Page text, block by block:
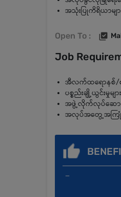
အသုံးပြုကိရိယာမျာ
Open To :
Job
အီလက်ထရောနစ်/
ပစ္စည်းချို့ယွင်းမှုမျ
အဖွဲ့လိုက်လုပ်ဆောင်
အလုပ်အတွေ့အကြုံရှိသူ
_